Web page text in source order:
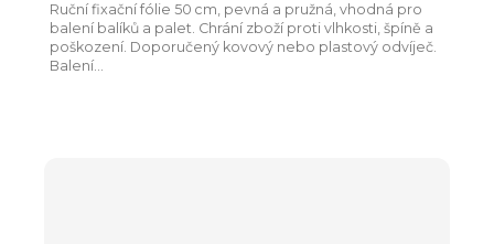
Ruční fixační fólie 50 cm, pevná a pružná, vhodná pro
balení balíků a palet. Chrání zboží proti vlhkosti, špíně a
poškození. Doporučený kovový nebo plastový odvíječ.
Balení...